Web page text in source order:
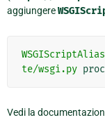
aggiungere
WSGIScriptAlias
te/wsgi.py
Vedi la